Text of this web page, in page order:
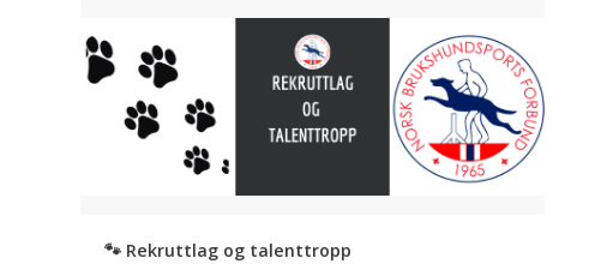
🐾 Rekruttlag og talenttropp